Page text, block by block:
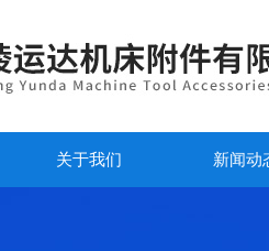
关于我们 新闻动